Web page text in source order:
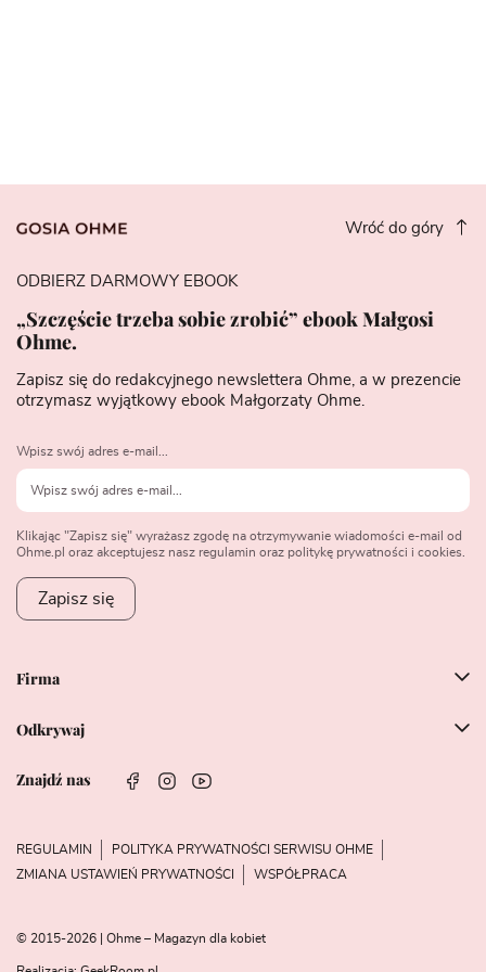
Wróć do góry
Firma
Odkrywaj
Znajdź nas
ODBIERZ DARMOWY EBOOK
„Szczęście trzeba sobie zrobić” ebook Małgosi
Ohme.
Zapisz się do redakcyjnego newslettera Ohme, a w prezencie
otrzymasz wyjątkowy ebook Małgorzaty Ohme.
Wpisz swój adres e-mail...
Klikając "Zapisz się" wyrażasz zgodę na otrzymywanie wiadomości e-mail od
Ohme.pl oraz akceptujesz nasz regulamin oraz politykę prywatności i cookies.
Zapisz się
REGULAMIN
POLITYKA PRYWATNOŚCI SERWISU OHME
ZMIANA USTAWIEŃ PRYWATNOŚCI
WSPÓŁPRACA
© 2015-2026 | Ohme – Magazyn dla kobiet